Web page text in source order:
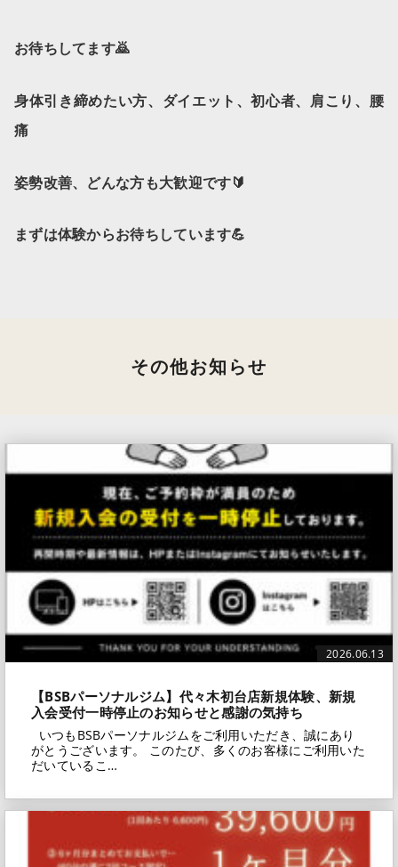
お待ちしてます🙇
身体引き締めたい方、ダイエット、初心者、肩こり、腰
痛
姿勢改善、どんな方も大歓迎です🔰
まずは体験からお待ちしています💪
その他お知らせ
2026.06.13
【BSBパーソナルジム】代々木初台店新規体験、新規
入会受付一時停止のお知らせと感謝の気持ち
いつもBSBパーソナルジムをご利用いただき、誠にあり
がとうございます。 このたび、多くのお客様にご利用いた
だいているこ…